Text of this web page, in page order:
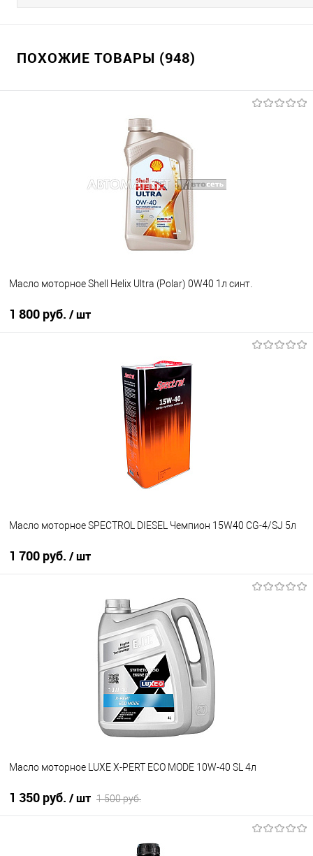
ПОХОЖИЕ ТОВАРЫ (948)
Масло моторное Shell Helix Ultra (Polar) 0W40 1л синт.
1 800 руб. / шт
В наличии
Масло моторное SPECTROL DIESEL Чемпион 15W40 CG-4/SJ 5л
1 700 руб. / шт
В корзину
В наличии
Масло моторное LUXE X-PERT ECO MODE 10W-40 SL 4л
1 350 руб. / шт 1 500 руб.